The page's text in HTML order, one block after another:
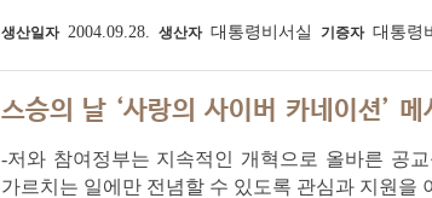
생산일자 2004.09.28. 생산자 대통령비서실 기증자 대통령
스승의 날 ‘사랑의 사이버 카네이션’ 메
-저와 참여정부는 지속적인 개혁으로 올바른 공
가르치는 일에만 전념할 수 있도록 관심과 지원을